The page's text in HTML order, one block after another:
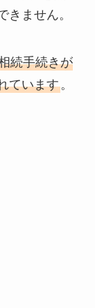
きません。
続手続きが
ています。